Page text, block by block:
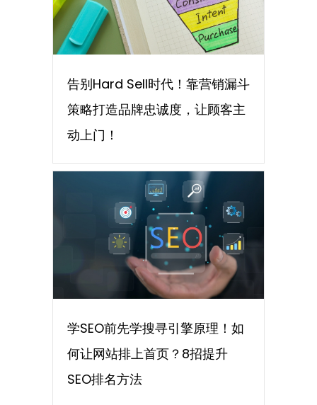
告别Hard Sell时代！靠营销漏斗
策略打造品牌忠诚度，让顾客主
动上门！
学SEO前先学搜寻引擎原理！如
何让网站排上首页？8招提升
SEO排名方法